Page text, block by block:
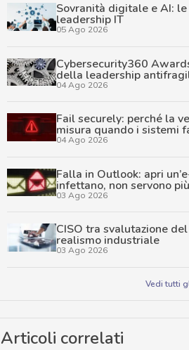
Sovranità digitale e AI:
leadership IT
05 Ago 2026
Cybersecurity360
della leadership
04 Ago 2026
Fail securely: perché la
misura quando i sistemi
04 Ago 2026
Falla in Outlook: apri
infettano, non servono
03 Ago 2026
CISO tra svalutazione
realismo industriale
03 Ago 2026
Vedi tutti
Articoli correlati